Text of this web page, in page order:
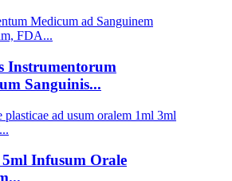
Instrumentorum
Sanguinis...
Infusum Orale